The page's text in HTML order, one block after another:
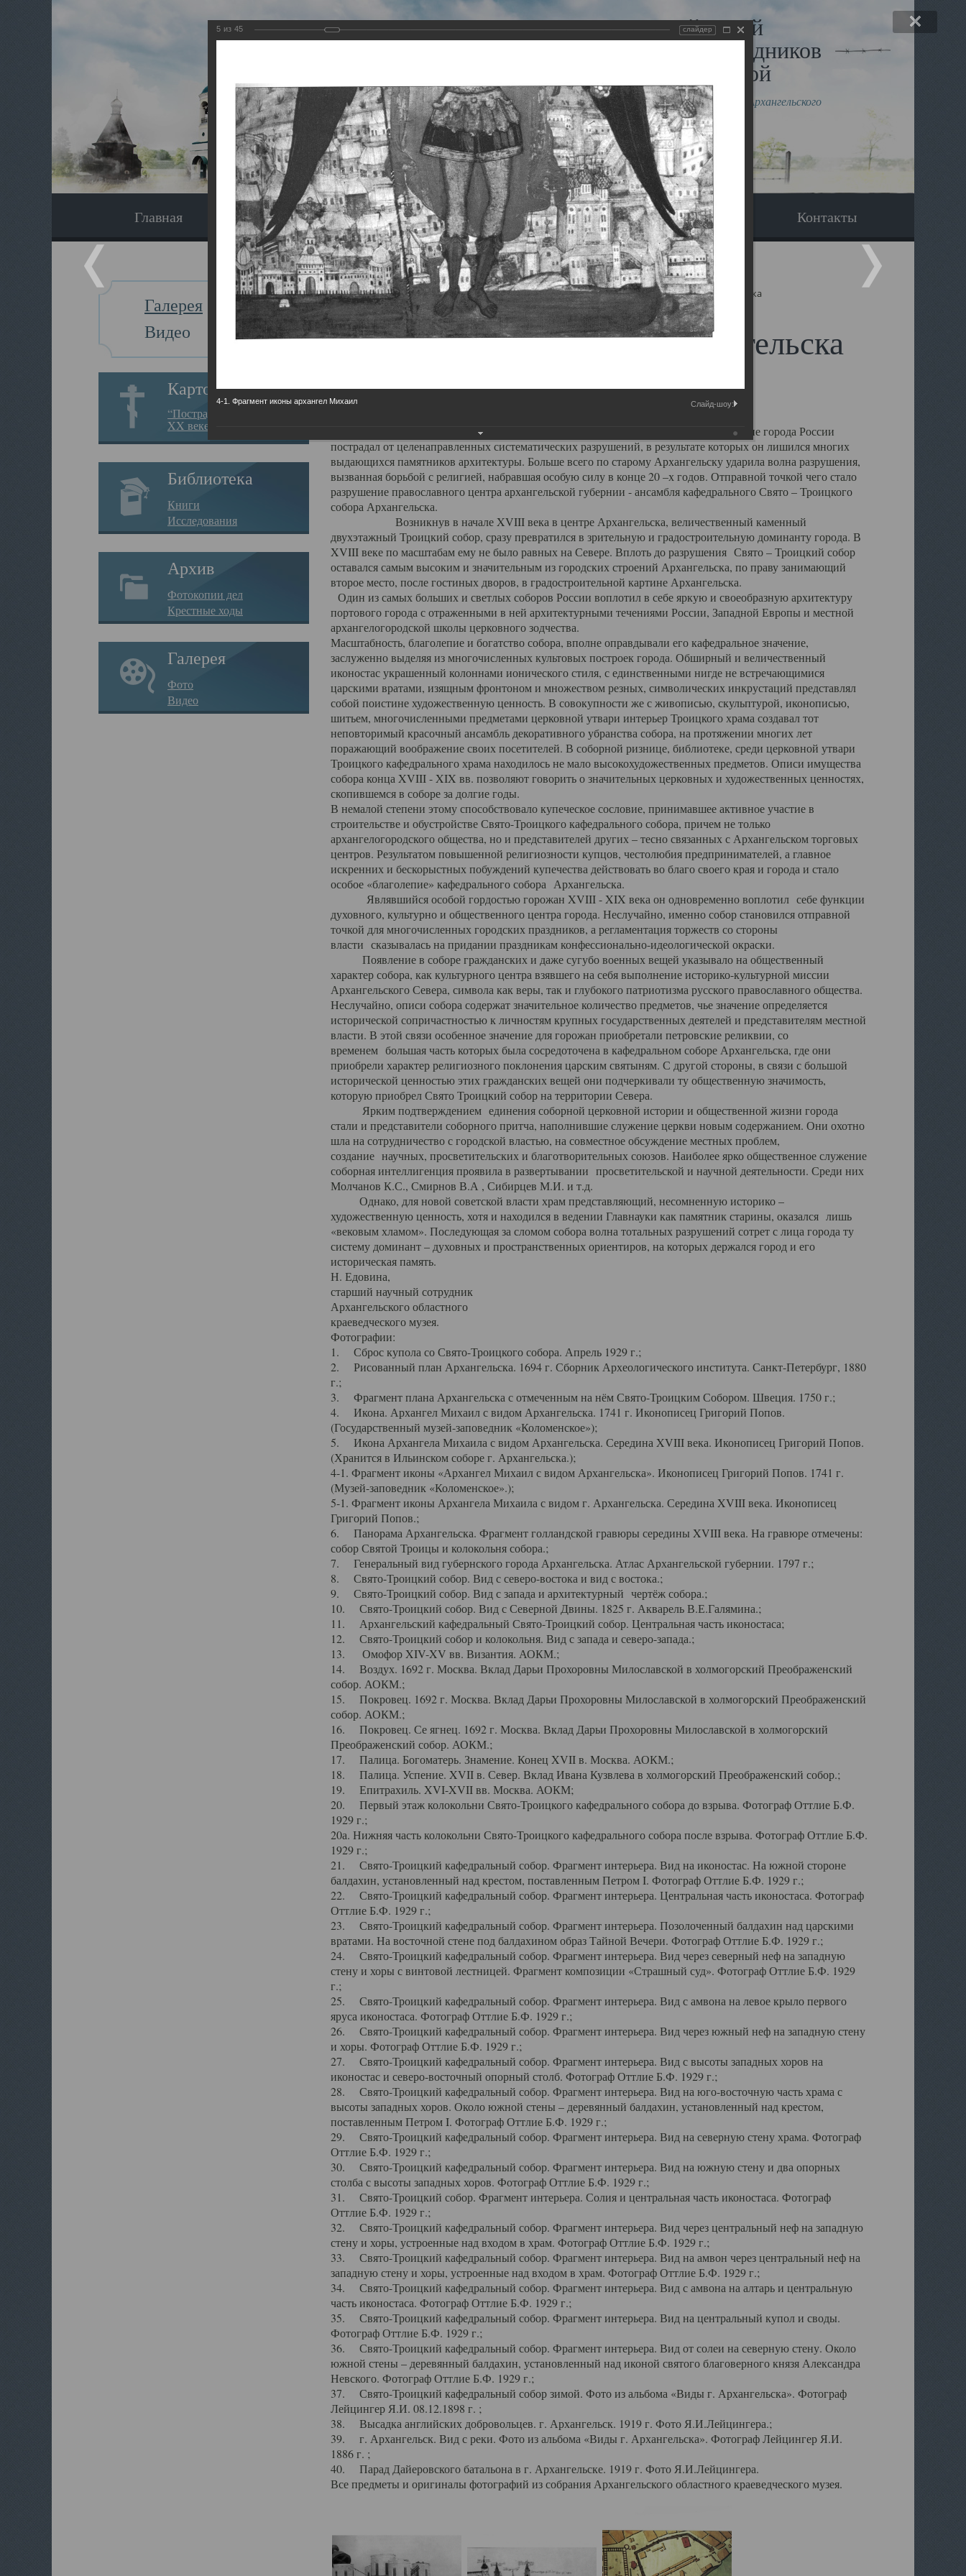
Виртуальный музей
Новомучеников и исповедников
Земли Архангельской
Сайт создан по благословлению митрополита Архангельского
и Холмогорского Даниила
Главная Экскурсия Наследники Галерея Вопрос-ответ Контакты
Галерея
Видео
Картотека
“Пострадавшие за веру в
XX веке на Севере”
Библиотека
Книги
Исследования
Архив
Фотокопии дел
Крестные ходы
Галерея
Фото
Видео
Главная Галерея Храмы-мученики Архангельска Свято-Троицкий собор Архангельска
Свято-Троицкий собор Архангельска
Свято-Троицкий собор Архангельска
Сегодня мы можем говорить, что Архангельск в большей мере, чем другие губернские города России
пострадал от целенаправленных систематических разрушений, в результате которых он лишился многих
выдающихся памятников архитектуры. Больше всего по старому Архангельску ударила волна разрушения,
вызванная борьбой с религией, набравшая особую силу в конце 20 –х годов. Отправной точкой чего стало
разрушение православного центра архангельской губернии - ансамбля кафедрального Свято – Троицкого
собора Архангельска.
Возникнув в начале XVIII века в центре Архангельска, величественный каменный
двухэтажный Троицкий собор, сразу превратился в зрительную и градостроительную доминанту города. В
XVIII веке по масштабам ему не было равных на Севере. Вплоть до разрушения Свято – Троицкий собор
оставался самым высоким и значительным из городских строений Архангельска, по праву занимающий
второе место, после гостиных дворов, в градостроительной картине Архангельска.
Один из самых больших и светлых соборов России воплотил в себе яркую и своеобразную архитектуру
портового города с отраженными в ней архитектурными течениями России, Западной Европы и местной
архангелогородской школы церковного зодчества.
Масштабность, благолепие и богатство собора, вполне оправдывали его кафедральное значение,
заслуженно выделяя из многочисленных культовых построек города. Обширный и величественный
иконостас украшенный колоннами ионического стиля, с единственными нигде не встречающимися
царскими вратами, изящным фронтоном и множеством резных, символических инкрустаций представлял
собой поистине художественную ценность. В совокупности же с живописью, скульптурой, иконописью,
шитьем, многочисленными предметами церковной утвари интерьер Троицкого храма создавал тот
неповторимый красочный ансамбль декоративного убранства собора, на протяжении многих лет
поражающий воображение своих посетителей. В соборной ризнице, библиотеке, среди церковной утвари
Троицкого кафедрального храма находилось не мало высокохудожественных предметов. Описи имущества
собора конца XVIII - XIX вв. позволяют говорить о значительных церковных и художественных ценностях,
скопившемся в соборе за долгие годы.
В немалой степени этому способствовало купеческое сословие, принимавшее активное участие в
строительстве и обустройстве Свято-Троицкого кафедрального собора, причем не только
архангелогородского общества, но и представителей других – тесно связанных с Архангельском торговых
центров. Результатом повышенной религиозности купцов, честолюбия предпринимателей, а главное
искренних и бескорыстных побуждений купечества действовать во благо своего края и города и стало
особое «благолепие» кафедрального собора Архангельска.
Являвшийся особой гордостью горожан XVIII - XIX века он одновременно воплотил себе функции
духовного, культурно и общественного центра города. Неслучайно, именно собор становился отправной
точкой для многочисленных городских праздников, а регламентация торжеств со стороны
власти сказывалась на придании праздникам конфессионально-идеологической окраски.
Появление в соборе гражданских и даже сугубо военных вещей указывало на общественный
характер собора, как культурного центра взявшего на себя выполнение историко-культурной миссии
Архангельского Севера, символа как веры, так и глубокого патриотизма русского православного общества.
Неслучайно, описи собора содержат значительное количество предметов, чье значение определяется
исторической сопричастностью к личностям крупных государственных деятелей и представителям местной
власти. В этой связи особенное значение для горожан приобретали петровские реликвии, со
временем большая часть которых была сосредоточена в кафедральном соборе Архангельска, где они
приобрели характер религиозного поклонения царским святыням. С другой стороны, в связи с большой
исторической ценностью этих гражданских вещей они подчеркивали ту общественную значимость,
которую приобрел Свято Троицкий собор на территории Севера.
Ярким подтверждением единения соборной церковной истории и общественной жизни города
стали и представители соборного притча, наполнившие служение церкви новым содержанием. Они охотно
шла на сотрудничество с городской властью, на совместное обсуждение местных проблем,
создание научных, просветительских и благотворительных союзов. Наиболее ярко общественное служение
соборная интеллигенция проявила в развертывании просветительской и научной деятельности. Среди них
Молчанов К.С., Смирнов В.А , Сибирцев М.И. и т.д.
Однако, для новой советской власти храм представляющий, несомненную историко –
художественную ценность, хотя и находился в ведении Главнауки как памятник старины, оказался лишь
«вековым хламом». Последующая за сломом собора волна тотальных разрушений сотрет с лица города ту
систему доминант – духовных и пространственных ориентиров, на которых держался город и его
историческая память.
Н. Едовина,
старший научный сотрудник
Архангельского областного
краеведческого музея.
Фотографии:
1. Сброс купола со Свято-Троицкого собора. Апрель 1929 г.;
2. Рисованный план Архангельска. 1694 г. Сборник Археологического института. Санкт-Петербург, 1880
г.;
3. Фрагмент плана Архангельска с отмеченным на нём Свято-Троицким Собором. Швеция. 1750 г.;
4. Икона. Архангел Михаил с видом Архангельска. 1741 г. Иконописец Григорий Попов.
(Государственный музей-заповедник «Коломенское»);
5. Икона Архангела Михаила с видом Архангельска. Середина XVIII века. Иконописец Григорий Попов.
(Хранится в Ильинском соборе г. Архангельска.);
4-1. Фрагмент иконы «Архангел Михаил с видом Архангельска». Иконописец Григорий Попов. 1741 г.
(Музей-заповедник «Коломенское».);
5-1. Фрагмент иконы Архангела Михаила с видом г. Архангельска. Середина XVIII века. Иконописец
Григорий Попов.;
6. Панорама Архангельска. Фрагмент голландской гравюры середины XVIII века. На гравюре отмечены:
собор Святой Троицы и колокольня собора.;
7. Генеральный вид губернского города Архангельска. Атлас Архангельской губернии. 1797 г.;
8. Свято-Троицкий собор. Вид с северо-востока и вид с востока.;
9. Свято-Троицкий собор. Вид с запада и архитектурный чертёж собора.;
10. Свято-Троицкий собор. Вид с Северной Двины. 1825 г. Акварель В.Е.Галямина.;
11. Архангельский кафедральный Свято-Троицкий собор. Центральная часть иконостаса;
12. Свято-Троицкий собор и колокольня. Вид с запада и северо-запада.;
13. Омофор XIV-XV вв. Византия. АОКМ.;
14. Воздух. 1692 г. Москва. Вклад Дарьи Прохоровны Милославской в холмогорский Преображенский
собор. АОКМ.;
15. Покровец. 1692 г. Москва. Вклад Дарьи Прохоровны Милославской в холмогорский Преображенский
собор. АОКМ.;
16. Покровец. Се ягнец. 1692 г. Москва. Вклад Дарьи Прохоровны Милославской в холмогорский
Преображенский собор. АОКМ.;
17. Палица. Богоматерь. Знамение. Конец XVII в. Москва. АОКМ.;
18. Палица. Успение. XVII в. Север. Вклад Ивана Кузвлева в холмогорский Преображенский собор.;
19. Епитрахиль. XVI-XVII вв. Москва. АОКМ;
20. Первый этаж колокольни Свято-Троицкого кафедрального собора до взрыва. Фотограф Оттлие Б.Ф.
1929 г.;
20а. Нижняя часть колокольни Свято-Троицкого кафедрального собора после взрыва. Фотограф Оттлие Б.Ф.
1929 г.;
21. Свято-Троицкий кафедральный собор. Фрагмент интерьера. Вид на иконостас. На южной стороне
балдахин, установленный над крестом, поставленным Петром I. Фотограф Оттлие Б.Ф. 1929 г.;
22. Свято-Троицкий кафедральный собор. Фрагмент интерьера. Центральная часть иконостаса. Фотограф
Оттлие Б.Ф. 1929 г.;
23. Свято-Троицкий кафедральный собор. Фрагмент интерьера. Позолоченный балдахин над царскими
вратами. На восточной стене под балдахином образ Тайной Вечери. Фотограф Оттлие Б.Ф. 1929 г.;
24. Свято-Троицкий кафедральный собор. Фрагмент интерьера. Вид через северный неф на западную
стену и хоры с винтовой лестницей. Фрагмент композиции «Страшный суд». Фотограф Оттлие Б.Ф. 1929
г.;
25. Свято-Троицкий кафедральный собор. Фрагмент интерьера. Вид с амвона на левое крыло первого
яруса иконостаса. Фотограф Оттлие Б.Ф. 1929 г.;
26. Свято-Троицкий кафедральный собор. Фрагмент интерьера. Вид через южный неф на западную стену
и хоры. Фотограф Оттлие Б.Ф. 1929 г.;
27. Свято-Троицкий кафедральный собор. Фрагмент интерьера. Вид с высоты западных хоров на
иконостас и северо-восточный опорный столб. Фотограф Оттлие Б.Ф. 1929 г.;
28. Свято-Троицкий кафедральный собор. Фрагмент интерьера. Вид на юго-восточную часть храма с
высоты западных хоров. Около южной стены – деревянный балдахин, установленный над крестом,
поставленным Петром I. Фотограф Оттлие Б.Ф. 1929 г.;
29. Свято-Троицкий кафедральный собор. Фрагмент интерьера. Вид на северную стену храма. Фотограф
Оттлие Б.Ф. 1929 г.;
30. Свято-Троицкий кафедральный собор. Фрагмент интерьера. Вид на южную стену и два опорных
столба с высоты западных хоров. Фотограф Оттлие Б.Ф. 1929 г.;
31. Свято-Троицкий собор. Фрагмент интерьера. Солия и центральная часть иконостаса. Фотограф
Оттлие Б.Ф. 1929 г.;
32. Свято-Троицкий кафедральный собор. Фрагмент интерьера. Вид через центральный неф на западную
стену и хоры, устроенные над входом в храм. Фотограф Оттлие Б.Ф. 1929 г.;
33. Свято-Троицкий кафедральный собор. Фрагмент интерьера. Вид на амвон через центральный неф на
западную стену и хоры, устроенные над входом в храм. Фотограф Оттлие Б.Ф. 1929 г.;
34. Свято-Троицкий кафедральный собор. Фрагмент интерьера. Вид с амвона на алтарь и центральную
часть иконостаса. Фотограф Оттлие Б.Ф. 1929 г.;
35. Свято-Троицкий кафедральный собор. Фрагмент интерьера. Вид на центральный купол и своды.
Фотограф Оттлие Б.Ф. 1929 г.;
36. Свято-Троицкий кафедральный собор. Фрагмент интерьера. Вид от солеи на северную стену. Около
южной стены – деревянный балдахин, установленный над иконой святого благоверного князя Александра
Невского. Фотограф Оттлие Б.Ф. 1929 г.;
37. Свято-Троицкий кафедральный собор зимой. Фото из альбома «Виды г. Архангельска». Фотограф
Лейцингер Я.И. 08.12.1898 г. ;
38. Высадка английских добровольцев. г. Архангельск. 1919 г. Фото Я.И.Лейцингера.;
39. г. Архангельск. Вид с реки. Фото из альбома «Виды г. Архангельска». Фотограф Лейцингер Я.И.
1886 г. ;
40. Парад Дайеровского батальона в г. Архангельске. 1919 г. Фото Я.И.Лейцингера.
Все предметы и оригиналы фотографий из собрания Архангельского областного краеведческого музея.
5 из 45 слайдер
4-1. Фрагмент иконы архангел Михаил Слайд-шоу: